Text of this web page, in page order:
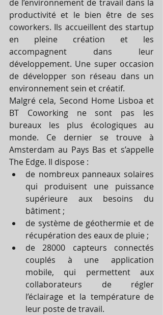
de l’environnement de travail dans la
productivité et le bien être de ses
coworkers. Ils accueillent des startup
en pleine création et les
accompagnent dans leur
développement. Une super occasion
de développer son réseau dans un
environnement sein et créatif.
Malgré cela, Second Home Lisboa et
BT Coworking ne sont pas les
bureaux les plus écologiques au
monde. Ce dernier se trouve à
Amsterdam au Pays Bas et s’appelle
The Edge. Il dispose :
de nombreux panneaux solaires
qui produisent une puissance
supérieure aux besoins du
bâtiment ;
de système de géothermie et de
récupération des eaux de pluie ;
de 28000 capteurs connectés
couplés à une application
mobile, qui permettent aux
collaborateurs de régler
l’éclairage et la température de
leur poste de travail.